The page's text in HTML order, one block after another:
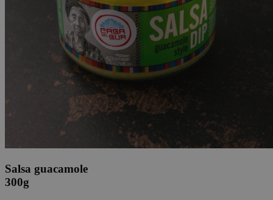
Salsa guacamole
300g